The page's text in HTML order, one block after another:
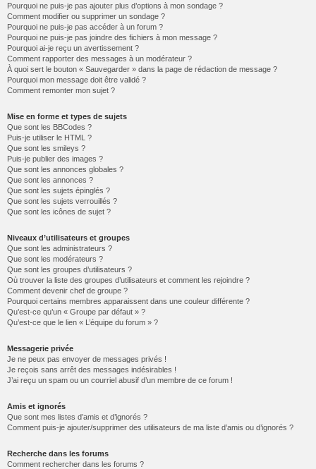
Pourquoi ne puis-je pas ajouter plus d’options à mon sondage ?
Comment modifier ou supprimer un sondage ?
Pourquoi ne puis-je pas accéder à un forum ?
Pourquoi ne puis-je pas joindre des fichiers à mon message ?
Pourquoi ai-je reçu un avertissement ?
Comment rapporter des messages à un modérateur ?
À quoi sert le bouton « Sauvegarder » dans la page de rédaction de message ?
Pourquoi mon message doit être validé ?
Comment remonter mon sujet ?
Mise en forme et types de sujets
Que sont les BBCodes ?
Puis-je utiliser le HTML ?
Que sont les smileys ?
Puis-je publier des images ?
Que sont les annonces globales ?
Que sont les annonces ?
Que sont les sujets épinglés ?
Que sont les sujets verrouillés ?
Que sont les icônes de sujet ?
Niveaux d’utilisateurs et groupes
Que sont les administrateurs ?
Que sont les modérateurs ?
Que sont les groupes d’utilisateurs ?
Où trouver la liste des groupes d’utilisateurs et comment les rejoindre ?
Comment devenir chef de groupe ?
Pourquoi certains membres apparaissent dans une couleur différente ?
Qu’est-ce qu’un « Groupe par défaut » ?
Qu’est-ce que le lien « L’équipe du forum » ?
Messagerie privée
Je ne peux pas envoyer de messages privés !
Je reçois sans arrêt des messages indésirables !
J’ai reçu un spam ou un courriel abusif d’un membre de ce forum !
Amis et ignorés
Que sont mes listes d’amis et d’ignorés ?
Comment puis-je ajouter/supprimer des utilisateurs de ma liste d’amis ou d’ignorés ?
Recherche dans les forums
Comment rechercher dans les forums ?